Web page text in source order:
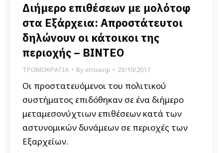
Διήμερο επιθέσεων με μολότοφ
στα Εξάρχεια: Απροστάτευτοι
δηλώνουν οι κάτοικοι της
περιοχής – BINTEO
ΤΡΟΜΟΚΡΑΤΙΑ Byxrisiavgi 23/10/2017
Οι προστατευόμενοι του πολιτικού
συστήματος επιδόθηκαν σε ένα διήμερο
μεταμεσονύχτιων επιθέσεων κατά των
αστυνομικών δυνάμεων σε περιοχές των
Εξαρχείων.